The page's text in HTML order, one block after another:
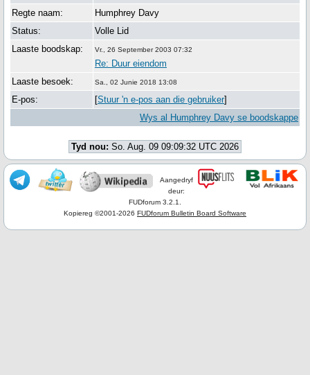
Regte naam:
Humphrey Davy
Status:
Volle Lid
Laaste boodskap:
Vr., 26 September 2003 07:32
Re: Duur eiendom
Laaste besoek:
Sa., 02 Junie 2018 13:08
E-pos: [Stuur 'n e-pos aan die gebruiker]
Wys al Humphrey Davy se boodskappe
Tyd nou: So. Aug. 09 09:09:32 UTC 2026
Aangedryf
deur:
FUDforum 3.2.1.
Kopiereg ©2001-2026 FUDforum Bulletin Board Software